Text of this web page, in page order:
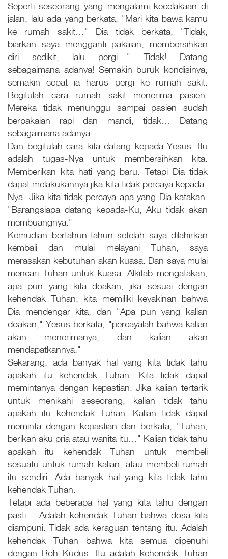
Seperti seseorang yang mengalami kecelakaan di
jalan, lalu ada yang berkata, "Mari kita bawa kamu
ke rumah sakit…" Dia tidak berkata, "Tidak,
biarkan saya mengganti pakaian, membersihkan
diri sedikit, lalu pergi…" Tidak! Datang
sebagaimana adanya! Semakin buruk kondisinya,
semakin cepat ia harus pergi ke rumah sakit.
Begitulah cara rumah sakit menerima pasien.
Mereka tidak menunggu sampai pasien sudah
berpakaian rapi dan mandi, tidak… Datang
sebagaimana adanya.
Dan begitulah cara kita datang kepada Yesus. Itu
adalah tugas-Nya untuk membersihkan kita.
Memberikan kita hati yang baru. Tetapi Dia tidak
dapat melakukannya jika kita tidak percaya kepada-
Nya. Jika kita tidak percaya apa yang Dia katakan.
"Barangsiapa datang kepada-Ku, Aku tidak akan
membuangnya."
Kemudian bertahun-tahun setelah saya dilahirkan
kembali dan mulai melayani Tuhan, saya
merasakan kebutuhan akan kuasa. Dan saya mulai
mencari Tuhan untuk kuasa. Alkitab mengatakan,
apa pun yang kita doakan, jika sesuai dengan
kehendak Tuhan, kita memiliki keyakinan bahwa
Dia mendengar kita, dan "Apa pun yang kalian
doakan," Yesus berkata, "percayalah bahwa kalian
akan menerimanya, dan kalian akan
mendapatkannya."
Sekarang, ada banyak hal yang kita tidak tahu
apakah itu kehendak Tuhan. Kita tidak dapat
memintanya dengan kepastian. Jika kalian tertarik
untuk menikahi seseorang, kalian tidak tahu
apakah itu kehendak Tuhan. Kalian tidak dapat
meminta dengan kepastian dan berkata, "Tuhan,
berikan aku pria atau wanita itu…" Kalian tidak tahu
apakah itu kehendak Tuhan untuk membeli
sesuatu untuk rumah kalian, atau membeli rumah
itu sendiri. Ada banyak hal yang kita tidak tahu
kehendak Tuhan.
Tetapi ada beberapa hal yang kita tahu dengan
pasti… Adalah kehendak Tuhan bahwa dosa kita
diampuni. Tidak ada keraguan tentang itu. Adalah
kehendak Tuhan bahwa kita semua dipenuhi
dengan Roh Kudus. Itu adalah kehendak Tuhan